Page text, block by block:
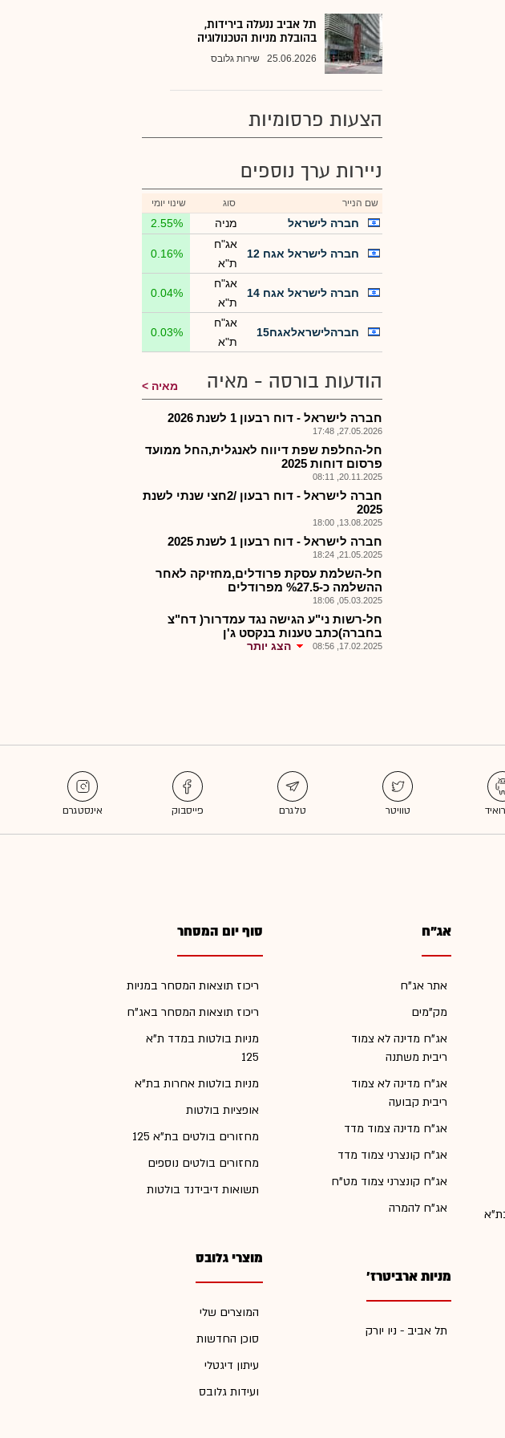
תל אביב ננעלה בירידות,
בהובלת מניות הטכנולוגיה
25.06.2026 שירות גלובס
הצעות פרסומיות
ניירות ערך נוספים
שם הנייר סוג שינוי יומי
חברה לישראל מניה 2.55%
חברה לישראל אגח 12
אג"ח
ת"א
0.16%
חברה לישראל אגח 14
אג"ח
ת"א
0.04%
חברהלישראלאגח15
אג"ח
ת"א
0.03%
הודעות בורסה - מאיה מאיה
חברה לישראל - דוח רבעון 1 לשנת 2026
27.05.2026, 17:48
חל-החלפת שפת דיווח לאנגלית,החל ממועד
פרסום דוחות 2025
20.11.2025, 08:11
חברה לישראל - דוח רבעון /2חצי שנתי לשנת
2025
13.08.2025, 18:00
חברה לישראל - דוח רבעון 1 לשנת 2025
21.05.2025, 18:24
חל-השלמת עסקת פרודלים,מחזיקה לאחר
ההשלמה כ-%27.5 מפרודלים
05.03.2025, 18:06
חל-רשות ני"ע הגישה נגד עמדרור( דח"צ
בחברה)כתב טענות בנקסט ג'ן
17.02.2025, 08:56 הצג יותר
אג"ח
אתר אג"ח
מק"מים
אג"ח מדינה לא צמוד
ריבית משתנה
אג"ח מדינה לא צמוד
ריבית קבועה
אג"ח מדינה צמוד מדד
אג"ח קונצרני צמוד מדד
אג"ח קונצרני צמוד מט"ח
אג"ח להמרה
מניות ארביטרז'
תל אביב - ניו יורק
סוף יום המסחר
ריכוז תוצאות המסחר במניות
ריכוז תוצאות המסחר באג"ח
מניות בולטות במדד ת"א
125
מניות בולטות אחרות בת"א
אופציות בולטות
מחזורים בולטים בת"א 125
מחזורים בולטים נוספים
תשואות דיבידנד בולטות
מוצרי גלובס
המוצרים שלי
סוכן החדשות
עיתון דיגטלי
ועידות גלובס